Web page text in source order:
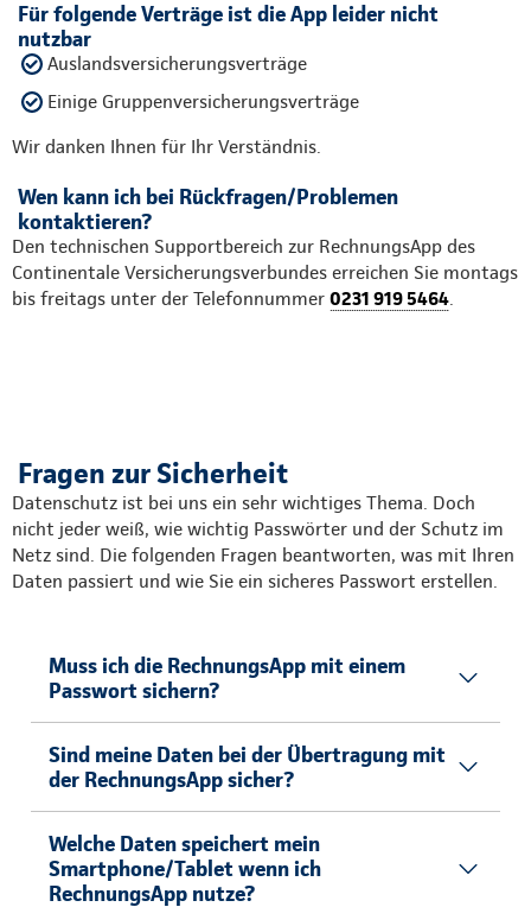
Für folgende Verträge ist die App leider nicht
nutzbar
Auslandsversicherungsverträge
Einige Gruppenversicherungsverträge
Wir danken Ihnen für Ihr Verständnis.
Wen kann ich bei Rückfragen/Problemen
kontaktieren?
Den technischen Supportbereich zur RechnungsApp des
Continentale Versicherungsverbundes erreichen Sie montags
bis freitags unter der Telefonnummer 0231 919 5464.
Fragen zur Sicherheit
Datenschutz ist bei uns ein sehr wichtiges Thema. Doch
nicht jeder weiß, wie wichtig Passwörter und der Schutz im
Netz sind. Die folgenden Fragen beantworten, was mit Ihren
Daten passiert und wie Sie ein sicheres Passwort erstellen.
Muss ich die RechnungsApp mit einem
Passwort sichern?
Sind meine Daten bei der Übertragung mit
der RechnungsApp sicher?
Welche Daten speichert mein
Smartphone/Tablet wenn ich
RechnungsApp nutze?